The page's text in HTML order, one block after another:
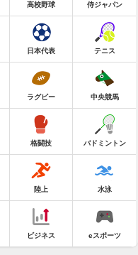
高校野球 侍ジャパン
日本代表 テニス
ラグビー 中央競馬
格闘技 バドミントン
陸上 水泳
ビジネス eスポーツ